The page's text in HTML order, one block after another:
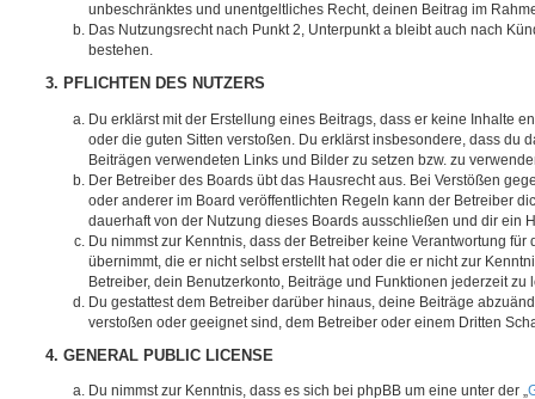
unbeschränktes und unentgeltliches Recht, deinen Beitrag im
Das Nutzungsrecht nach Punkt 2, Unterpunkt a bleibt auch nach
bestehen.
3. PFLICHTEN DES NUTZERS
Du erklärst mit der Erstellung eines Beitrags, dass er keine Inhalte
oder die guten Sitten verstoßen. Du erklärst insbesondere, dass du
Beiträgen verwendeten Links und Bilder zu setzen bzw. zu
Der Betreiber des Boards übt das Hausrecht aus. Bei Verstößen
oder anderer im Board veröffentlichten Regeln kann der Betreiber
dauerhaft von der Nutzung dieses Boards ausschließen und dir ein
Du nimmst zur Kenntnis, dass der Betreiber keine Verantwortung für
übernimmt, die er nicht selbst erstellt hat oder die er nicht zur
Betreiber, dein Benutzerkonto, Beiträge und Funktionen jederzeit zu
Du gestattest dem Betreiber darüber hinaus, deine Beiträge
verstoßen oder geeignet sind, dem Betreiber oder einem Dritten
4. GENERAL PUBLIC LICENSE
Du nimmst zur Kenntnis, dass es sich bei phpBB um eine unter der „